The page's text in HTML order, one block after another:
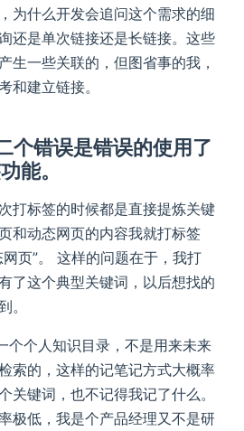
为什么开发会追问这个需求的细
还是单次链接还是长链接。这些
生一些关联的，但图省事的我，
和建立链接。
个错误是错误的使用了
能。
打标签的时候都是直接提炼关键
和动态网页的内容我就打标签
网页”。 这样的问题在于，我打
了这个典型关键词，以后想找的
。
个个人知识目录，不是用来未来
索的，这样的记笔记方式大概率
关键词，也不记得我记了什么。
极低，我是个产品经理又不是研